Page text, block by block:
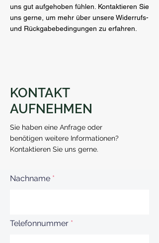
uns gut aufgehoben fühlen. Kontaktieren Sie
uns gerne, um mehr über unsere Widerrufs-
und Rückgabebedingungen zu erfahren.
KONTAKT
AUFNEHMEN
Sie haben eine Anfrage oder
benötigen weitere Informationen?
Kontaktieren Sie uns gerne.
Nachname
Telefonnummer